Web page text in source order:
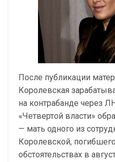
После публикации
Королевская
на контрабанде через
«Четвертой власти»
— мать одного из
Королевской,
обстоятельствах в